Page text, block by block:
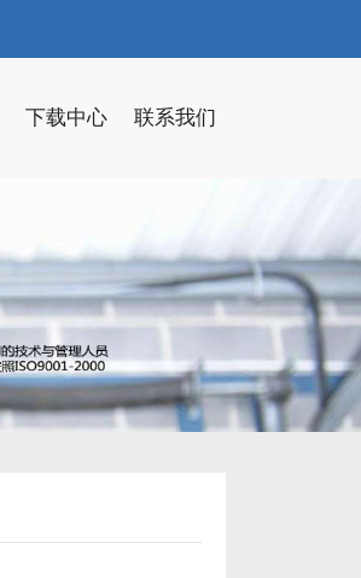
下载中心 联系我们